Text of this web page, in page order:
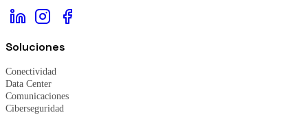
Soluciones
Conectividad
Data Center
Comunicaciones
Ciberseguridad